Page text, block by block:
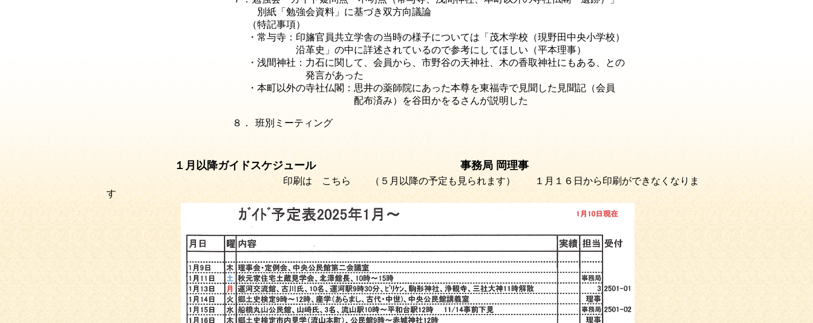
別紙「勉強会資料」に基づき双方向議論
（特記事項）
・常与寺：印旛官員共立学舎の当時の様子については「茂木学校（現野田中央小学校）
沿革史」の中に詳述されているので参考にしてほしい（平本理事）
・浅間神社：力石に関して、会員から、市野谷の天神社、木の香取神社にもある、との
発言があった
・本町以外の寺社仏閣：思井の薬師院にあった本尊を東福寺で見聞した見聞記（会員
配布済み）を谷田かをるさんが説明した
８． 班別ミーティング
１月以降ガイドスケジュール 事務局 岡理事
印刷は こちら （５月以降の予定も見られます） １月１６日から印刷ができなくなりま
す